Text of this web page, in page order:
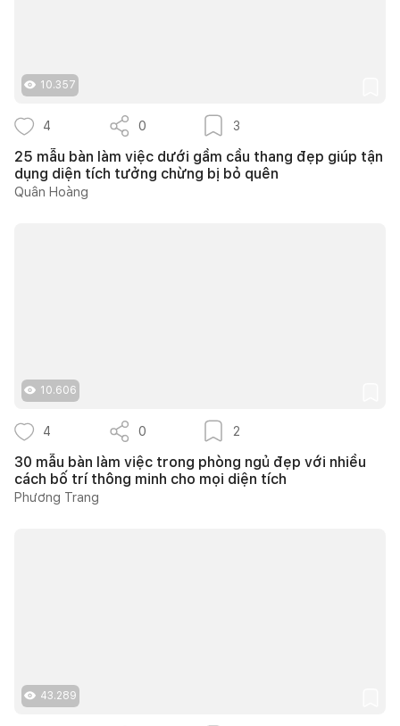
10.357
4 0 3
25 mẫu bàn làm việc dưới gầm cầu thang đẹp giúp tận
dụng diện tích tưởng chừng bị bỏ quên
Quân Hoàng
10.606
4 0 2
30 mẫu bàn làm việc trong phòng ngủ đẹp với nhiều
cách bố trí thông minh cho mọi diện tích
Phương Trang
43.289